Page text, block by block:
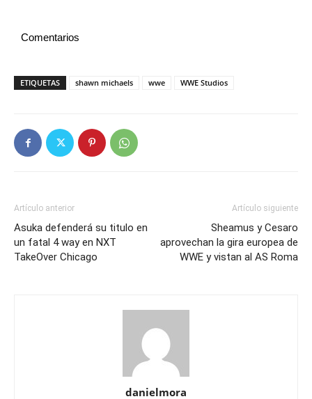
Comentarios
ETIQUETAS shawn michaels wwe WWE Studios
Artículo anterior
Asuka defenderá su titulo en
un fatal 4 way en NXT
TakeOver Chicago
Artículo siguiente
Sheamus y Cesaro
aprovechan la gira europea de
WWE y vistan al AS Roma
danielmora